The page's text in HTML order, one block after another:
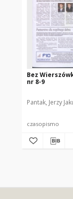
Bez
nr 8-9
Pantak, Jerzy
czasopismo